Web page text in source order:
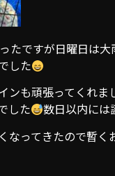
たですが日曜日は大
した
ンも頑張ってくれま
した
数日以内には
なってきたので暫く